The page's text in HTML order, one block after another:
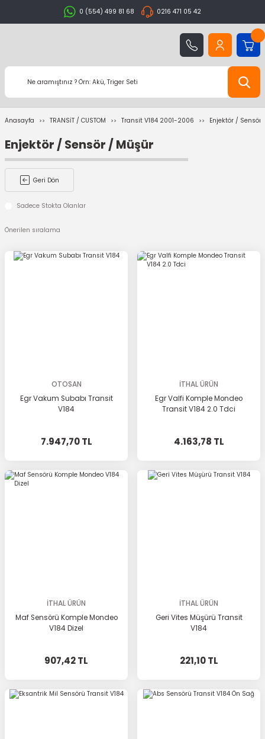
0 (554) 499 81 68 0216 471 05 42
Anasayfa TRANSİT / CUSTOM Transit V184 2001-2006 Enjektör / Sensör
Enjektör / Sensör / Müşür
Geri Dön
Sadece Stokta Olanlar
OTOSAN
Egr Vakum Subabı Transit
V184
7.947,70 TL
İTHAL ÜRÜN
Egr Valfi Komple Mondeo
Transit V184 2.0 Tdci
4.163,78 TL
İTHAL ÜRÜN
Maf Sensörü Komple Mondeo
V184 Dizel
907,42 TL
İTHAL ÜRÜN
Geri Vites Müşürü Transit
V184
221,10 TL